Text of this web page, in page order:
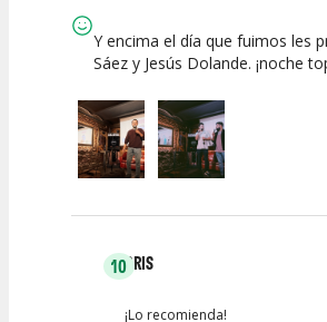
Y encima el día que fuimos les
Sáez y Jesús Dolande. ¡noche
10CRIS
¡Lo recomienda!